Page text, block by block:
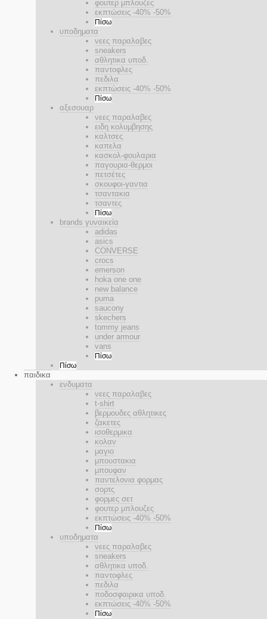
φουτερ μπλουζες
εκπτώσεις -40% -50%
Πίσω
υποδηματα
νεες παραλαβες
sneakers
αθλητικα υποδ.
παντοφλες
πεδιλα
εκπτώσεις -40% -50%
Πίσω
αξεσουαρ
νεες παραλαβες
ειδη κολυμβησης
καλτσες
καπελα
κασκολ-φουλαρια
παγουρια-θερμοι
πετσέτες
σκουφοι-γαντια
τσαντακια
τσαντες
Πίσω
brands γυναικεία
adidas
asics
CONVERSE
crocs
emerson
hoka one one
new balance
puma
saucony
skechers
tommy jeans
under armour
vans
Πίσω
Πίσω
παιδικα
ενδυματα
νεες παραλαβες
t-shirt
βερμουδες αθλητικες
ζακετες
ισοθερμικα
κολαν
μαγιο
μπουστακια
μπουφαν
παντελονια φορμας
σορτς
φορμες σετ
φουτερ μπλουζες
εκπτώσεις -40% -50%
Πίσω
υποδηματα
νεες παραλαβες
sneakers
αθλητικα υποδ.
παντοφλες
πεδιλα
ποδοσφαιρικα υποδ.
εκπτώσεις -40% -50%
Πίσω